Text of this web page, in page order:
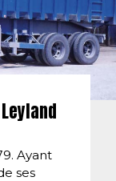
Ayant
ses